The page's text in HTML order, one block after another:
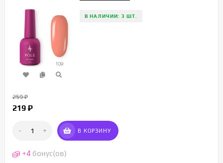
В НАЛИЧИИ: 3 ШТ.
259₽
219 ₽
- + В КОРЗИНУ
+4 бонус(ов)